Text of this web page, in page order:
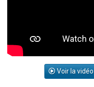
Voir la vidéo